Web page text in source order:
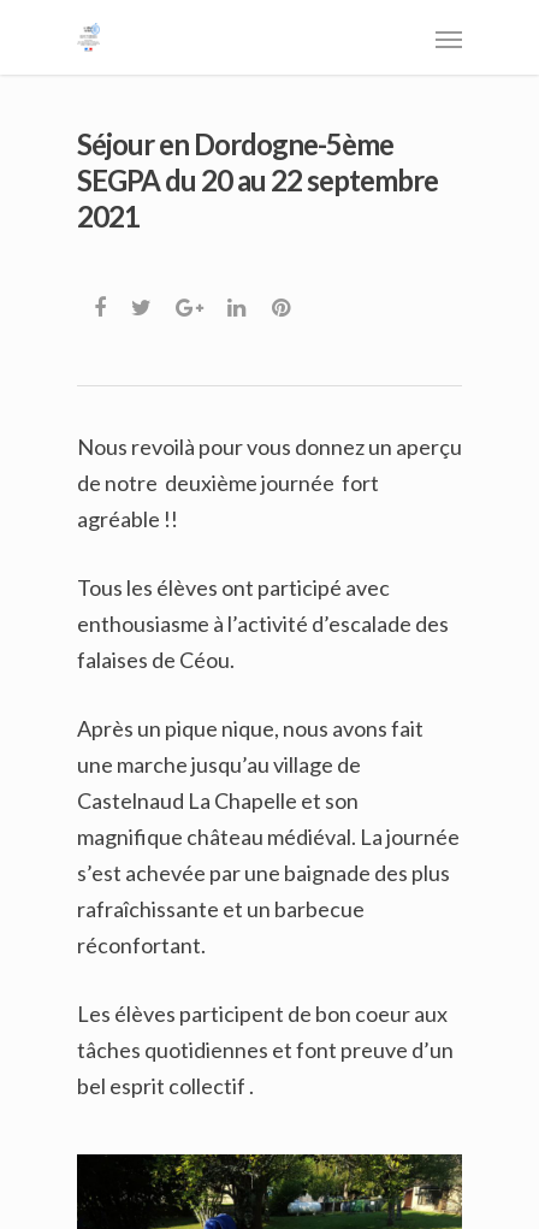
Séjour en Dordogne-5ème
SEGPA du 20 au 22 septembre
2021
Nous revoilà pour vous donnez un aperçu
de notre deuxième journée fort
agréable !!
Tous les élèves ont participé avec
enthousiasme à l’activité d’escalade des
falaises de Céou.
Après un pique nique, nous avons fait
une marche jusqu’au village de
Castelnaud La Chapelle et son
magnifique château médiéval. La journée
s’est achevée par une baignade des plus
rafraîchissante et un barbecue
réconfortant.
Les élèves participent de bon coeur aux
tâches quotidiennes et font preuve d’un
bel esprit collectif .